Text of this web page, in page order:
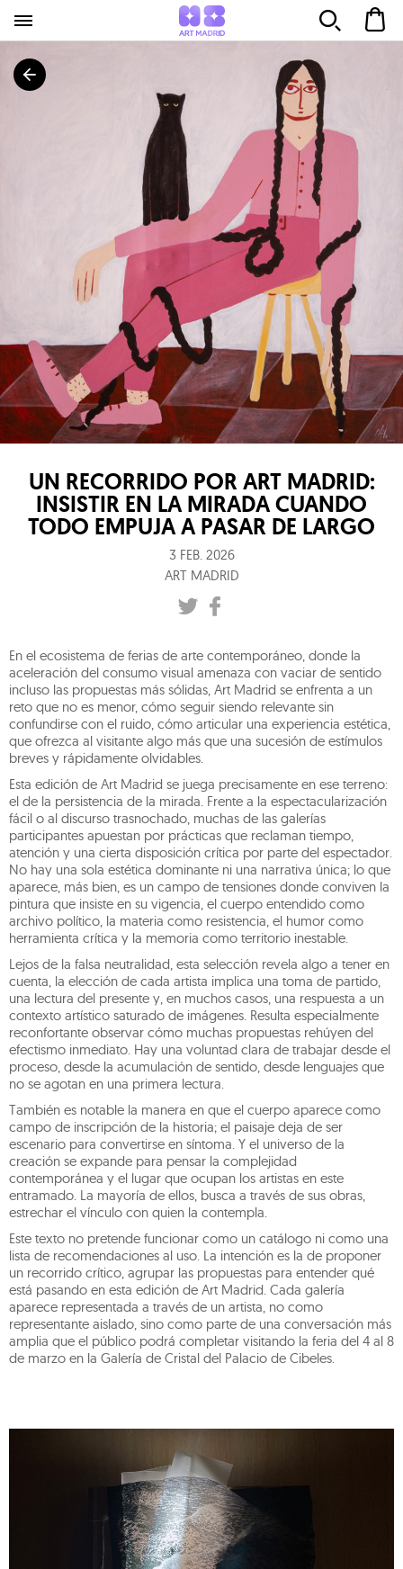
UN RECORRIDO POR ART MADRID:
INSISTIR EN LA MIRADA CUANDO
TODO EMPUJA A PASAR DE LARGO
3 FEB. 2026
ART MADRID
En el ecosistema de ferias de arte contemporáneo, donde la
aceleración del consumo visual amenaza con vaciar de sentido
incluso las propuestas más sólidas, Art Madrid se enfrenta a un
reto que no es menor, cómo seguir siendo relevante sin
confundirse con el ruido, cómo articular una experiencia estética,
que ofrezca al visitante algo más que una sucesión de estímulos
breves y rápidamente olvidables.
Esta edición de Art Madrid se juega precisamente en ese terreno:
el de la persistencia de la mirada. Frente a la espectacularización
fácil o al discurso trasnochado, muchas de las galerías
participantes apuestan por prácticas que reclaman tiempo,
atención y una cierta disposición crítica por parte del espectador.
No hay una sola estética dominante ni una narrativa única; lo que
aparece, más bien, es un campo de tensiones donde conviven la
pintura que insiste en su vigencia, el cuerpo entendido como
archivo político, la materia como resistencia, el humor como
herramienta crítica y la memoria como territorio inestable.
Lejos de la falsa neutralidad, esta selección revela algo a tener en
cuenta, la elección de cada artista implica una toma de partido,
una lectura del presente y, en muchos casos, una respuesta a un
contexto artístico saturado de imágenes. Resulta especialmente
reconfortante observar cómo muchas propuestas rehúyen del
efectismo inmediato. Hay una voluntad clara de trabajar desde el
proceso, desde la acumulación de sentido, desde lenguajes que
no se agotan en una primera lectura.
También es notable la manera en que el cuerpo aparece como
campo de inscripción de la historia; el paisaje deja de ser
escenario para convertirse en síntoma. Y el universo de la
creación se expande para pensar la complejidad
contemporánea y el lugar que ocupan los artistas en este
entramado. La mayoría de ellos, busca a través de sus obras,
estrechar el vínculo con quien la contempla.
Este texto no pretende funcionar como un catálogo ni como una
lista de recomendaciones al uso. La intención es la de proponer
un recorrido crítico, agrupar las propuestas para entender qué
está pasando en esta edición de Art Madrid. Cada galería
aparece representada a través de un artista, no como
representante aislado, sino como parte de una conversación más
amplia que el público podrá completar visitando la feria del 4 al 8
de marzo en la Galería de Cristal del Palacio de Cibeles.